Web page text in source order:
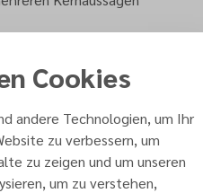
Cookies
andere Technologien, um Ihr
zu verbessern, um
zu zeigen und um unseren
um zu verstehen,